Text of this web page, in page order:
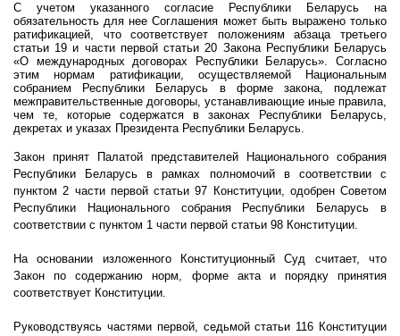
С учетом указанного согласие Республики Беларусь на
обязательность для нее Соглашения может быть выражено только
ратификацией, что соответствует положениям абзаца третьего
статьи 19 и части первой статьи 20 Закона Республики Беларусь
«О международных договорах Республики Беларусь». Согласно
этим нормам ратификации, осуществляемой Национальным
собранием Республики Беларусь в форме закона, подлежат
межправительственные договоры, устанавливающие иные правила,
чем те, которые содержатся в законах Республики Беларусь,
декретах и указах Президента Республики Беларусь.
Закон принят Палатой представителей Национального собрания
Республики Беларусь в рамках полномочий в соответствии с
пунктом 2 части первой статьи 97 Конституции, одобрен Советом
Республики Национального собрания Республики Беларусь в
соответствии с пунктом 1 части первой статьи 98 Конституции.
На основании изложенного Конституционный Суд считает, что
Закон по содержанию норм, форме акта и порядку принятия
соответствует Конституции.
Руководствуясь частями первой, седьмой статьи 116 Конституции